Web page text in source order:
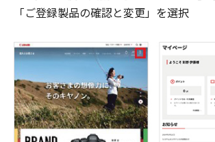
「ご登録製品の確認と変更」を選択